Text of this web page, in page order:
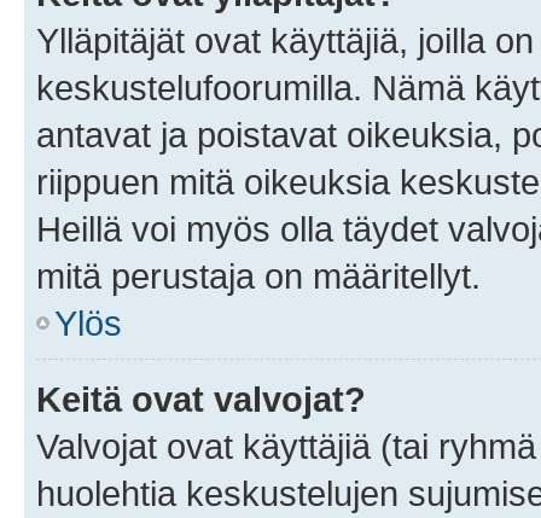
Ylläpitäjät ovat käyttäjiä, joilla
keskustelufoorumilla. Nämä
antavat ja poistavat oikeuksia,
riippuen mitä oikeuksia
Heillä voi myös olla täydet
mitä perustaja on määritellyt.
Ylös
Keitä ovat valvojat?
Valvojat ovat käyttäjiä (tai
huolehtia keskustelujen